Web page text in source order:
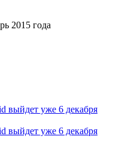
2015 года